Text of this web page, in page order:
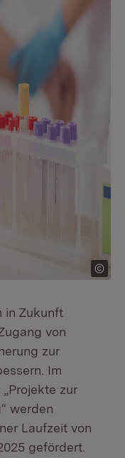
in Zukunft
von
zur
Im
zur
werden
Laufzeit von
gefördert.